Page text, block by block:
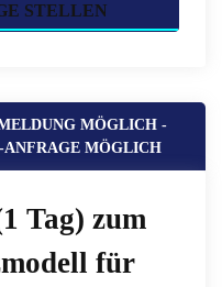
STELLEN
MÖGLICH -
ANFRAGE MÖGLICH
Tag) zum
für